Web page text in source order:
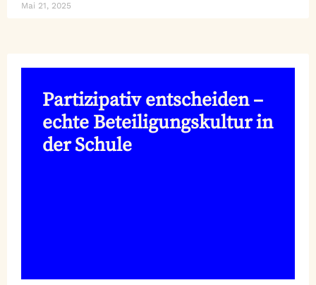
Mai 21, 2025
Partizipativ entscheiden –
echte Beteiligungskultur in
der Schule